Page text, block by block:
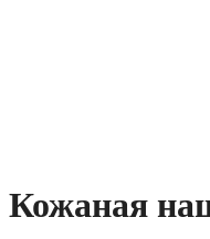
Кожаная